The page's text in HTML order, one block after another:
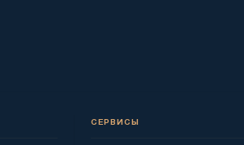
СЕРВИСЫ